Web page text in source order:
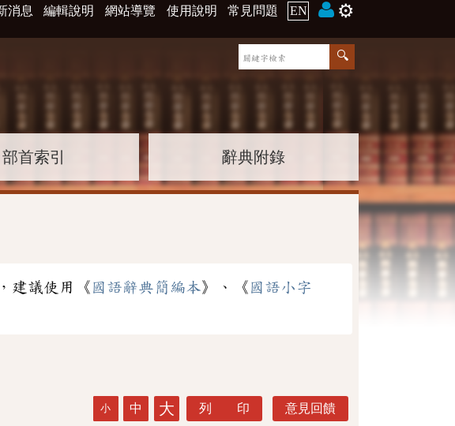
消息 編輯說明 網站導覽 使用說明 常見問題 EN ⚙️
部首索引 辭典附錄
建議使用《 國語辭典簡編本》、《 國語小字
小 中 大 列 印 意見回饋